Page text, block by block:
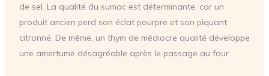
de sel. La qualité du sumac est déterminante, car un
produit ancien perd son éclat pourpre et son piquant
citronné. De même, un thym de médiocre qualité développe
une amertume désagréable après le passage au four.